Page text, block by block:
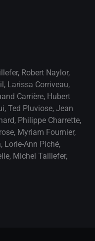
, Robert Naylor,
, Larissa Corriveau,
Carrière, Hubert
, Ted Pluviose, Jean
, Philippe Charrette,
, Myriam Fournier,
, Lorie-Ann Piché,
, Michel Taillefer,